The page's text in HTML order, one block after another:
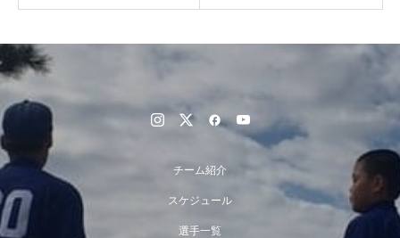
チーム紹介
スケジュール
選手一覧